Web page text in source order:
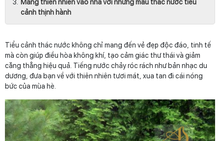
Mang thiên nhiên vào nhà với những mẫu thác nước tiểu
cảnh thịnh hành
Tiểu cảnh thác nước không chỉ mang đến vẻ đẹp độc đáo, tinh tế
mà còn giúp điều hòa không khí, tạo cảm giác thư thái và giảm
căng thẳng hiệu quả. Tiếng nước chảy róc rách như bản nhạc du
dương, đưa bạn về với thiên nhiên tươi mát, xua tan đi cái nóng
bức của mùa hè.